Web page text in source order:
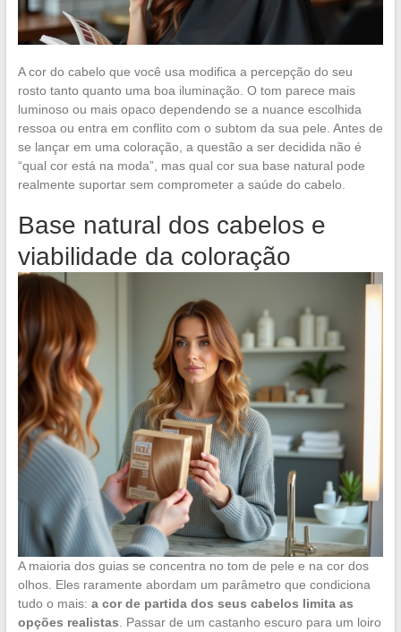
A cor do cabelo que você usa modifica a percepção do seu
rosto tanto quanto uma boa iluminação. O tom parece mais
luminoso ou mais opaco dependendo se a nuance escolhida
ressoa ou entra em conflito com o subtom da sua pele. Antes de
se lançar em uma coloração, a questão a ser decidida não é
“qual cor está na moda”, mas qual cor sua base natural pode
realmente suportar sem comprometer a saúde do cabelo.
Base natural dos cabelos e
viabilidade da coloração
A maioria dos guias se concentra no tom de pele e na cor dos
olhos. Eles raramente abordam um parâmetro que condiciona
tudo o mais: a cor de partida dos seus cabelos limita as
opções realistas . Passar de um castanho escuro para um loiro